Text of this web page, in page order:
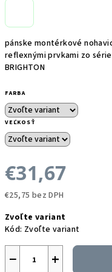
pánske montérkové
reflexnými prvkami zo série
BRIGHTON
FARBA
VEĽKOSŤ
€31,67
€25,75 bez DPH
cena:
Zvoľte variant
Kód: Zvoľte variant
+
−